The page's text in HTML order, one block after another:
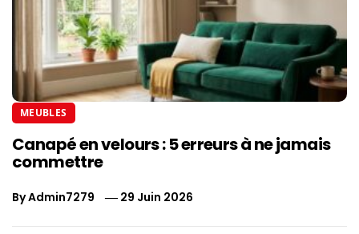
MEUBLES
Canapé en velours : 5 erreurs à ne jamais
commettre
ByAdmin7279 29 Juin 2026